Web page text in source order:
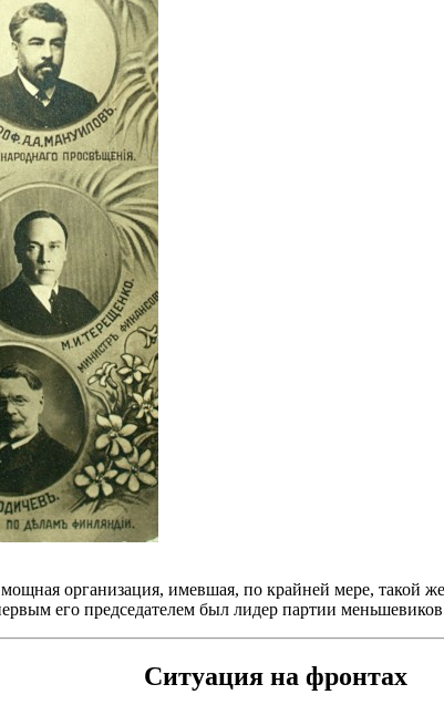
организация, имевшая, по крайней мере, такой
его председателем был лидер партии
Ситуация на фронтах